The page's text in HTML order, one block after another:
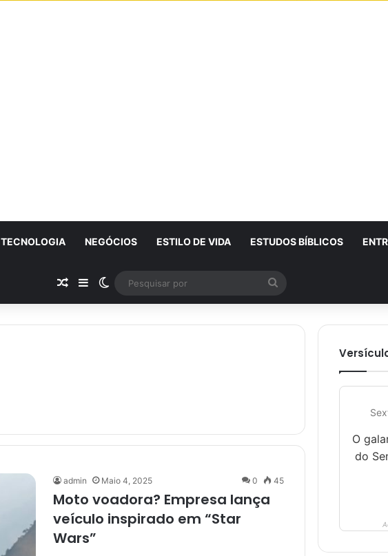
TECNOLOGIA NEGÓCIOS ESTILO DE VIDA ESTUDOS BÍBLICOS
Artigo Aleatório
SidebarSwitch skin
por
admin Maio 4, 2025 0 45
Moto voadora? Empresa lança
veículo inspirado em “Star
Wars”
O
do